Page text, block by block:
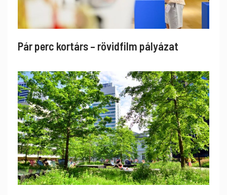
Pár perc kortárs – rövidfilm pályázat